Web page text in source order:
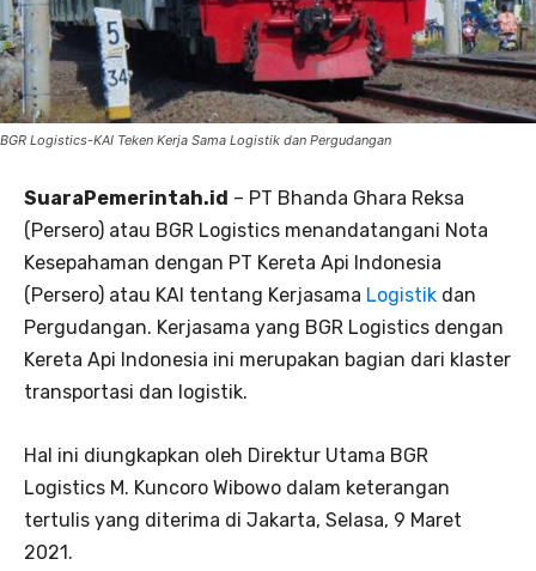
BGR Logistics-KAI Teken Kerja Sama Logistik dan Pergudangan
SuaraPemerintah.id – PT Bhanda Ghara Reksa
(Persero) atau BGR Logistics menandatangani Nota
Kesepahaman dengan PT Kereta Api Indonesia
(Persero) atau KAI tentang Kerjasama Logistik dan
Pergudangan. Kerjasama yang BGR Logistics dengan
Kereta Api Indonesia ini merupakan bagian dari klaster
transportasi dan logistik.
Hal ini diungkapkan oleh Direktur Utama BGR
Logistics M. Kuncoro Wibowo dalam keterangan
tertulis yang diterima di Jakarta, Selasa, 9 Maret
2021.